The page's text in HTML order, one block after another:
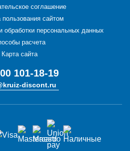
соглашение
пользования сайтом
обработки персональных данных
расчета
Карта сайта
101-18-19
discont.ru